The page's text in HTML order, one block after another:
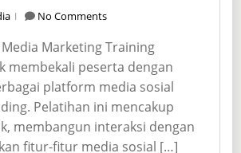
No Comments
Media Marketing Training
membekali peserta dengan
platform media sosial
Pelatihan ini mencakup
membangun interaksi dengan
fitur-fitur media sosial […]